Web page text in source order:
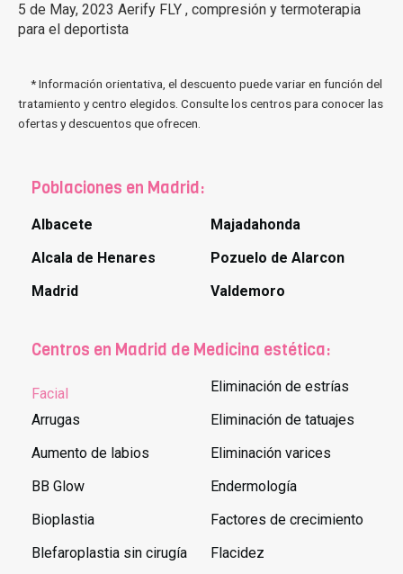
5 de May, 2023 Aerify FLY , compresión y termoterapia
para el deportista
* Información orientativa, el descuento puede variar en función del
tratamiento y centro elegidos. Consulte los centros para conocer las
ofertas y descuentos que ofrecen.
Poblaciones en Madrid:
Albacete
Alcala de Henares
Madrid
Majadahonda
Pozuelo de Alarcon
Valdemoro
Centros en Madrid de Medicina estética:
Facial
Arrugas
Aumento de labios
BB Glow
Bioplastia
Blefaroplastia sin cirugía
Eliminación de estrías
Eliminación de tatuajes
Eliminación varices
Endermología
Factores de crecimiento
Flacidez